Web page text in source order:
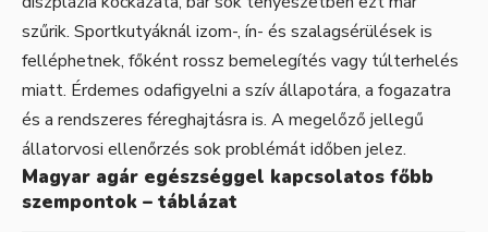
szűrik. Sportkutyáknál izom-, ín- és szalagsérülések is
felléphetnek, főként rossz bemelegítés vagy túlterhelés
miatt. Érdemes odafigyelni a szív állapotára, a fogazatra
és a rendszeres féreghajtásra is. A megelőző jellegű
állatorvosi ellenőrzés sok problémát időben jelez.
Magyar agár egészséggel kapcsolatos főbb
szempontok – táblázat